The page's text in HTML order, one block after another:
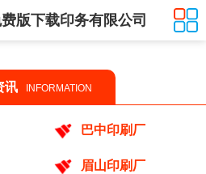
版下载印务有限公司
讯 INFORMATION
巴中印刷厂
眉山印刷厂